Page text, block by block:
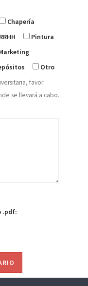
Chapería
RRHH
Pintura
Otro
favor
se llevará a cabo.
.pdf: